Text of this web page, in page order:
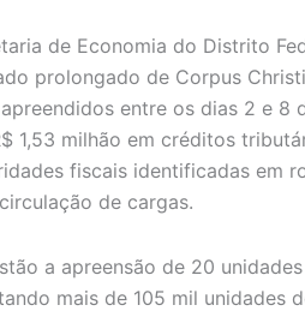
de Economia do Distrito
prolongado de Corpus
entre os dias 2 e 8
1,53 milhão em créditos
fiscais identificadas em
de cargas.
a apreensão de 20
mais de 105 mil unidades